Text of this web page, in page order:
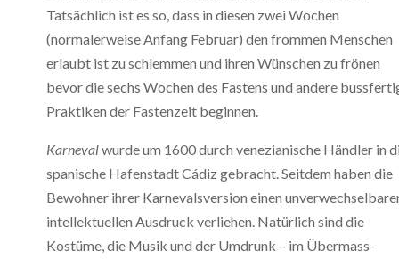
Tatsächlich ist es so, dass in diesen zwei Wochen
(normalerweise Anfang Februar) den frommen Menschen
erlaubt ist zu schlemmen und ihren Wünschen zu frönen
bevor die sechs Wochen des Fastens und andere
Praktiken der Fastenzeit beginnen.
Karnevalwurde um 1600 durch venezianische Händler in
spanische Hafenstadt Cádiz gebracht. Seitdem haben die
Bewohner ihrer Karnevalsversion einen
intellektuellen Ausdruck verliehen. Natürlich sind die
Kostüme, die Musik und der Umdrunk – im Übermass-